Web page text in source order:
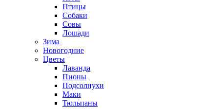
Птицы
Собаки
Совы
Лошади
Зима
Новогодние
Цветы
Лаванда
Пионы
Подсолнухи
Маки
Тюльпаны